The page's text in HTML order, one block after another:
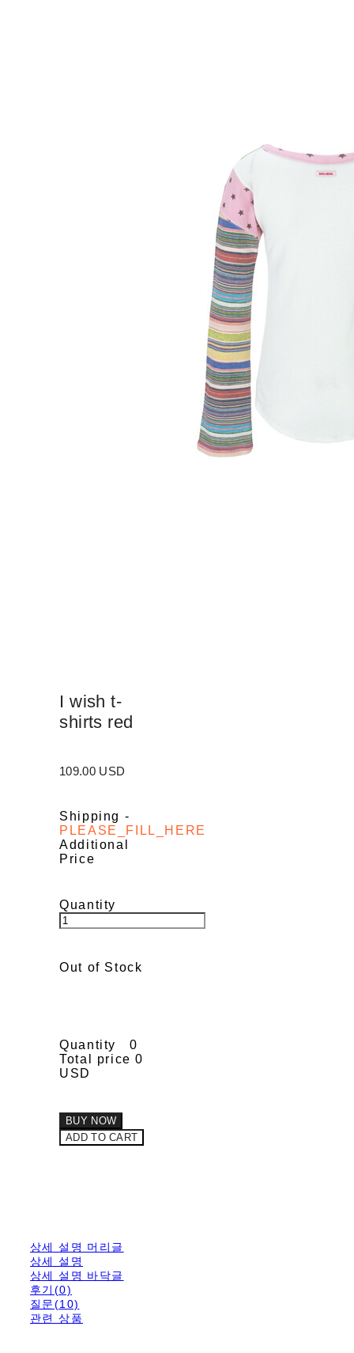
I wish t-
shirts red
109.00 USD
Shipping -
PLEASE_FILL_HERE
Additional
Price
Quantity
Out of Stock
Quantity
0
Total price 0
USD
BUY NOW
ADD TO CART
상세 설명 머리글
상세 설명
상세 설명 바닥글
후기(0)
질문(10)
관련 상품